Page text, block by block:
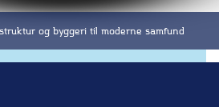
omtanke
og byggeri til moderne samfund